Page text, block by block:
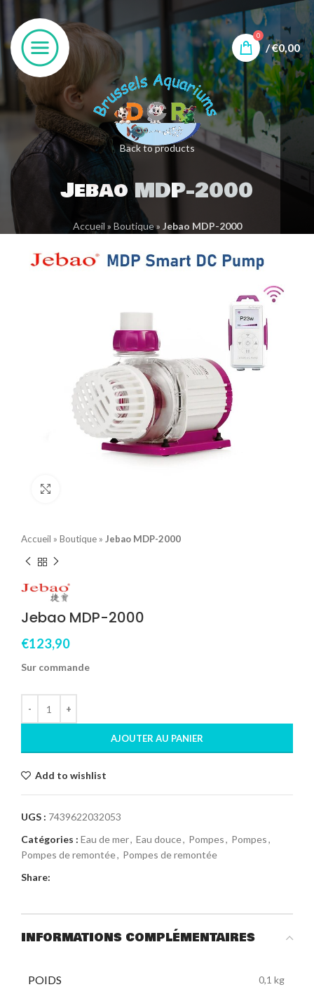
0
/€0,00
Back to products
Jebao MDP-2000
Accueil » Boutique» Jebao MDP-2000
Accueil » Boutique » Jebao MDP-2000
Jebao MDP-2000
€123,90
Sur commande
AJOUTER AU PANIER
Add to wishlist
UGS : 7439622032053
Catégories : Eau de mer, Eau douce, Pompes, Pompes,
Pompes de remontée, Pompes de remontée
Share:
INFORMATIONS COMPLÉMENTAIRES
POIDS 0,1 kg